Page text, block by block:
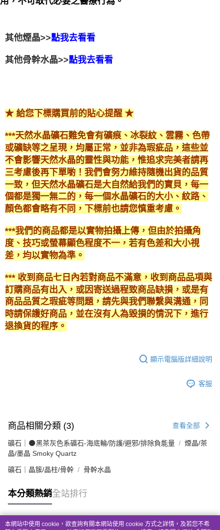
其他煙晶>>點我去看看
其他骨幹水晶>>點我去看看
★ 給您下標購買前的貼心提醒 ★
***天然水晶礦石難免會有礦痕、冰裂紋、雲霧、色帶
或礦缺等之呈現，均屬正常，並非為瑕疵品，這些並
不會影響天然水晶的靈性與功能，惟追求完美者請再
三考慮後再下單喲！我們會努力維持隨機出貨的品質
一致，但天然水晶礦石是大自然給我們的寶貝，每一
個都是獨一無二的，每一個水晶礦石的大小、紋路、
顏色都會略有不同，下標前也請您慎重考慮。
***我們的商品都是以實物拍攝上傳，但由於拍攝角
度、技巧或螢幕顯色程度不一，若有色差和大小視
差，均以實物為準。
*** 收到商品七日內若對商品不滿意，收到商品品項與
訂購商品有出入，或因寄送過程致商品缺損，或是有
商品品質之瑕疵等問題，請先與我們聯繫與溝通，同
時請保護好商品，並在沒有人為毀損的情況下，進行
退換貨的程序。
顯示電腦版詳細說明
客服
商品相關分類 (3) 查看全部
礦石｜🌑黑茶灰色系礦石-海底輪/防護/避邪/排除負能量
煙晶/茶
晶/墨晶 Smoky Quartz
礦石｜晶簇/晶柱/骨幹 骨幹水晶
本分類熱銷全站排行
本網站中使用 cookie，欲查詢有關本網站使用 cookie 方式之詳情，及若您不希